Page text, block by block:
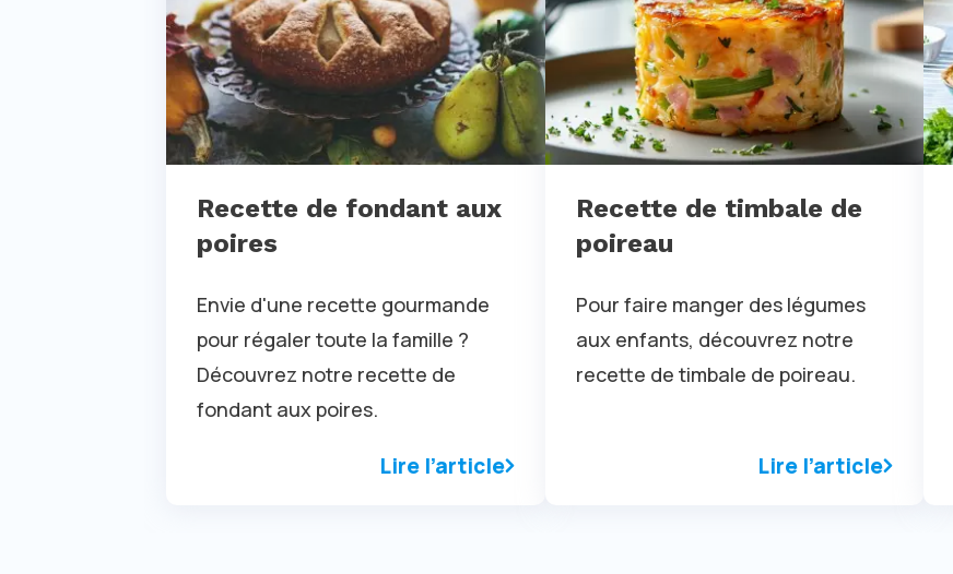
Recette de fondant aux
poires
Envie d'une recette gourmande
pour régaler toute la famille ?
Découvrez notre recette de
fondant aux poires.
Lire l’article
Recette de timbale de
poireau
Pour faire manger des légumes
aux enfants, découvrez notre
recette de timbale de poireau.
Lire l’article